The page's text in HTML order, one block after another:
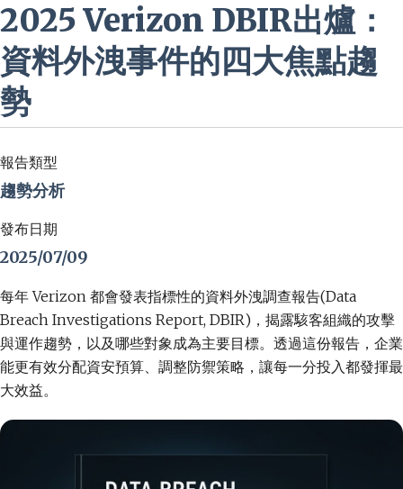
2025 Verizon DBIR出爐：
資料外洩事件的四大焦點趨
勢
報告類型
趨勢分析
發布日期
2025/07/09
每年 Verizon 都會發表指標性的資料外洩調查報告(Data
Breach Investigations Report, DBIR)，揭露駭客組織的攻擊
與運作趨勢，以及哪些對象成為主要目標。透過這份報告，企業
能更有效分配資安預算、調整防禦策略，讓每一分投入都發揮最
大效益。